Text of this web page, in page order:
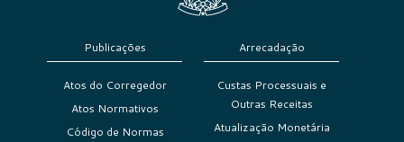
Publicações
Atos do Corregedor
Atos Normativos
Código de Normas
Arrecadação
Custas Processuais e
Outras Receitas
Atualização Monetária